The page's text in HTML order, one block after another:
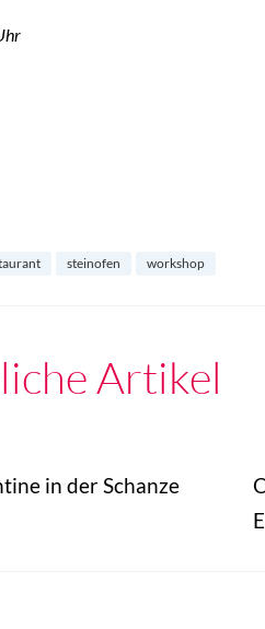
steinofen workshop
Artikel
in der Schanze